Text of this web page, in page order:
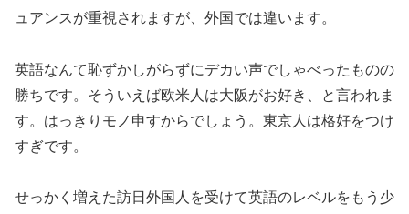
ュアンスが重視されますが、外国では違います。
英語なんて恥ずかしがらずにデカい声でしゃべったものの
勝ちです。そういえば欧米人は大阪がお好き、と言われま
す。はっきりモノ申すからでしょう。東京人は格好をつけ
すぎです。
せっかく増えた訪日外国人を受けて英語のレベルをもう少